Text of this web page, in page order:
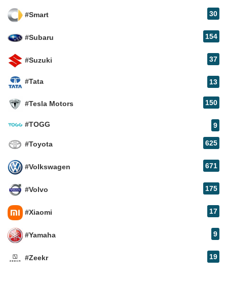
#Smart 30
#Subaru 154
#Suzuki 37
#Tata 13
#Tesla Motors 150
#TOGG 9
#Toyota 625
#Volkswagen 671
#Volvo 175
#Xiaomi 17
#Yamaha 9
#Zeekr 19